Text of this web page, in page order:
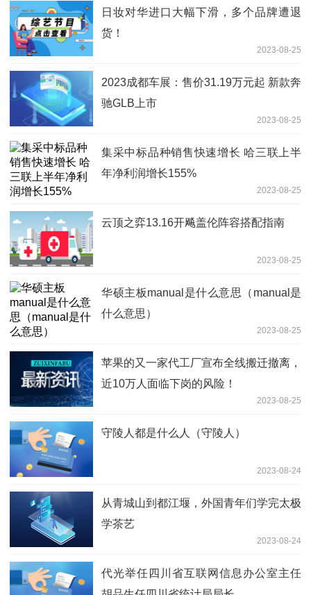
日妆对华进口大幅下滑，多个品牌遭退
货！
2023-08-25
2023成都车展：售价31.19万元起 新款奔
驰GLB上市
2023-08-25
集采中标品种销售快速增长 哈三联上半
年净利润增长155%
2023-08-25
云顶之弈13.16开飚盖伦阵容搭配指南
2023-08-25
华硕主板manual是什么意思（manual是
什么意思）
2023-08-25
苹果的又一家代工厂宣布全线搬迁撤离，
近10万人面临下岗的风险！
2023-08-25
守陵人都是什么人（守陵人）
2023-08-24
从青城山到都江堰，外国青年们学完太极
学茶艺
2023-08-24
代光举任四川省互联网信息办公室主任